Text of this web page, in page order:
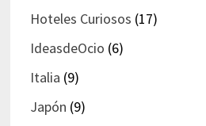
Hoteles Curiosos (17)
IdeasdeOcio (6)
Italia (9)
Japón (9)